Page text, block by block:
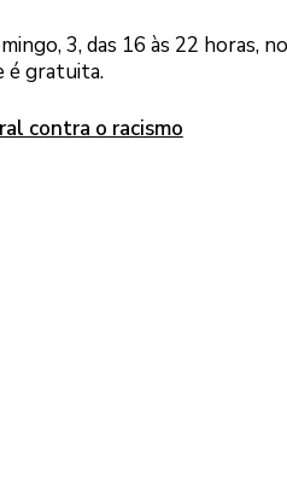
3, das 16 às 22 horas, no
é gratuita.
contra o racismo